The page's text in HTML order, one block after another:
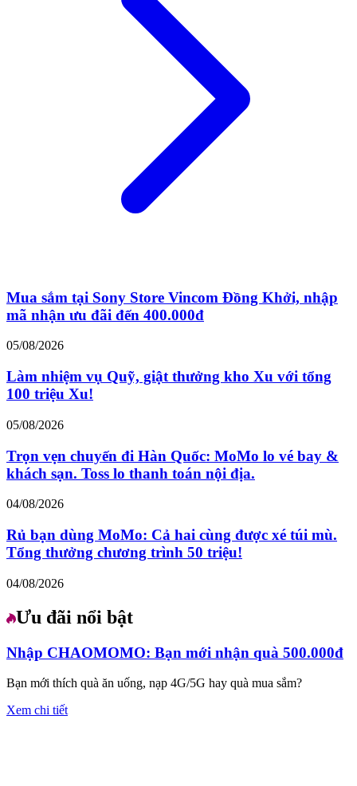
Mua sắm tại Sony Store Vincom Đồng Khởi, nhập
mã nhận ưu đãi đến 400.000đ
05/08/2026
Làm nhiệm vụ Quỹ, giật thưởng kho Xu với tổng
100 triệu Xu!
05/08/2026
Trọn vẹn chuyến đi Hàn Quốc: MoMo lo vé bay &
khách sạn. Toss lo thanh toán nội địa.
04/08/2026
Rủ bạn dùng MoMo: Cả hai cùng được xé túi mù.
Tổng thưởng chương trình 50 triệu!
04/08/2026
Ưu đãi nổi bật
Nhập CHAOMOMO: Bạn mới nhận quà 500.000đ
Bạn mới thích quà ăn uống, nạp 4G/5G hay quà mua sắm?
Xem chi tiết